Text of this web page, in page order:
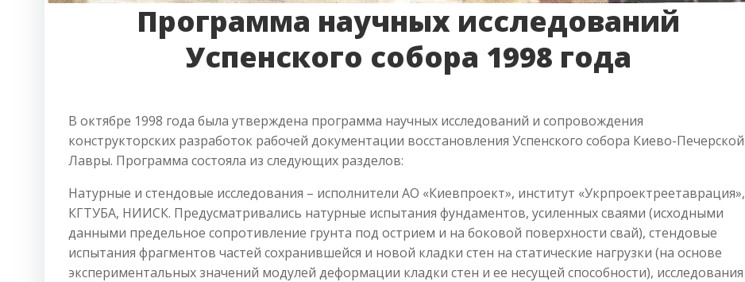
Программа научных исследований
Успенского собора 1998 года
В октябре 1998 года была утверждена программа научных исследований и сопровождения
конструкторских разработок рабочей документации восстановления Успенского собора Киево-Печерской
Лавры. Программа состояла из следующих разделов:
Натурные и стендовые исследования – исполнители АО «Киевпроект», институт «Укрпроектреетаврация»,
КГТУБА, НИИСК. Предусматривались натурные испытания фундаментов, усиленных сваями (исходными
данными предельное сопротивление грунта под острием и на боковой поверхности свай), стендовые
испытания фрагментов частей сохранившейся и новой кладки стен на статические нагрузки (на основе
экспериментальных значений модулей деформации кладки стен и ее несущей способности), исследования